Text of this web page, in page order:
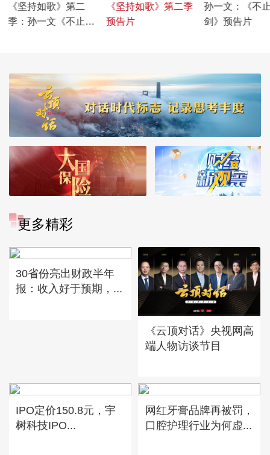
《坚持如歌》第二
季：孙一文《不止一
《坚持如歌》第二季
预告片
孙一文：《不
剑》预告片
更多精彩
30省份亮出财政半年
报：收入好于预期，...
《云顶对话》央视网高
端人物访谈节目
IPO定价150.8元，宇
树科技IPO...
网红牙膏品牌再被罚，
口腔护理行业为何虚...